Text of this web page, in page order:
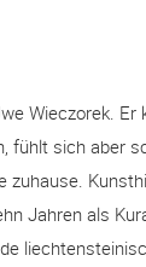
Wieczorek. Er
fühlt sich aber
zuhause.
Jahren als